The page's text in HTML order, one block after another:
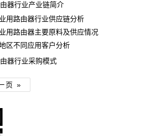
行业产业链简介
由器行业供应链分析
由器主要原料及供应情况
同应用客户分析
行业采购模式
页 »